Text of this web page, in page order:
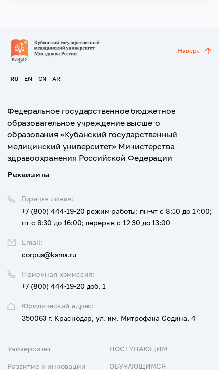
RU EN CN AR
Наверх
Федеральное государственное бюджетное
образовательное учреждение высшего
образования «Кубанский государственный
медицинский университет» Министерства
здравоохранения Российской Федерации
Реквизиты
Юридический адрес:
350063 г. Краснодар, ул. им. Митрофана Седина, 4
Приемная комиссия:
+7 (800) 444-19-20 доб. 1
Горячая линия:
+7 (800) 444-19-20 режим работы: пн-чт с 8:30 до 17:00;
пт с 8:30 до 16:00; перерыв с 12:30 до 13:00
Email:
corpus@ksma.ru
Университет
Развитие и инновации
ПОСТУПАЮЩИМ
ОБУЧАЮЩИМСЯ